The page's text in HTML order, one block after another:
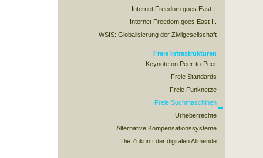
Internet Freedom goes East I.
Internet Freedom goes East II.
WSIS: Globalisierung der Zivilgesellschaft
Freie Infrastrukturen
Keynote on Peer-to-Peer
Freie Standards
Freie Funknetze
Freie Suchmaschinen
Urheberrechte
Alternative Kompensationssysteme
Die Zukunft der digitalen Allmende